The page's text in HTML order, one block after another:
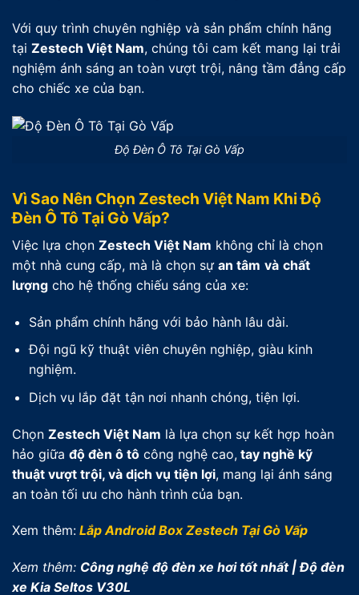
Với quy trình chuyên nghiệp và sản phẩm chính hãng
tại Zestech Việt Nam, chúng tôi cam kết mang lại trải
nghiệm ánh sáng an toàn vượt trội, nâng tầm đẳng cấp
cho chiếc xe của bạn.
Độ Đèn Ô Tô Tại Gò Vấp
Vì Sao Nên Chọn Zestech Việt Nam Khi Độ
Đèn Ô Tô Tại Gò Vấp?
Việc lựa chọn Zestech Việt Nam không chỉ là chọn
một nhà cung cấp, mà là chọn sự an tâm và chất
lượng cho hệ thống chiếu sáng của xe:
Sản phẩm chính hãng với bảo hành lâu dài.
Đội ngũ kỹ thuật viên chuyên nghiệp, giàu kinh
nghiệm.
Dịch vụ lắp đặt tận nơi nhanh chóng, tiện lợi.
Chọn Zestech Việt Nam là lựa chọn sự kết hợp hoàn
hảo giữa độ đèn ô tô công nghệ cao, tay nghề kỹ
thuật vượt trội, và dịch vụ tiện lợi, mang lại ánh sáng
an toàn tối ưu cho hành trình của bạn.
Xem thêm: Lắp Android Box Zestech Tại Gò Vấp
Xem thêm: Công nghệ độ đèn xe hơi tốt nhất | Độ đèn
xe Kia Seltos V30L